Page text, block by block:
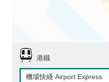
港鐵
機場快綫 Airport Express